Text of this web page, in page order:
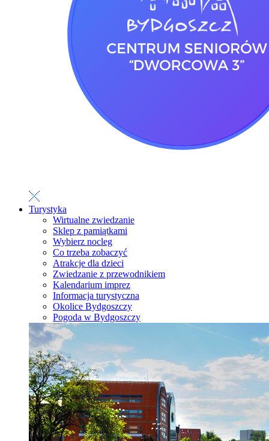
Turystyka
Wirtualne zwiedzanie
Sklep z pamiątkami
Wybierz nocleg
Co trzeba zobaczyć
Atrakcje dla dzieci
Zwiedzanie z przewodnikiem
Kalendarium imprez
Informacja turystyczna
Okolice Bydgoszczy
Pogoda w Bydgoszczy